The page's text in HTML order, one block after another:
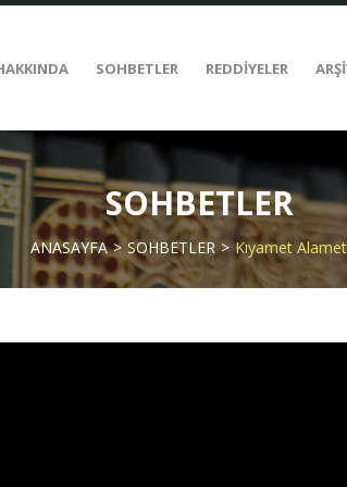
SOHBETLER REDDİYELER
SOHBETLER
ANASAYFA SOHBETLER Kıyamet